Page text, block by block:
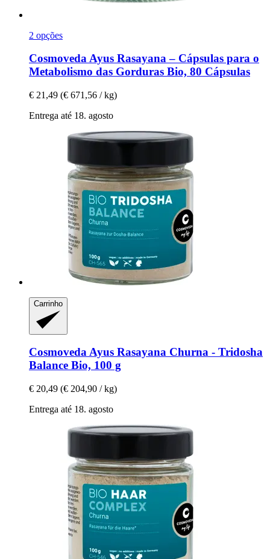
2 opções
CosmovedaAyus Rasayana – Cápsulas para o
Metabolismo das Gorduras Bio, 80 Cápsulas
€ 21,49 (€ 671,56 / kg)
Entrega até 18. agosto
Carrinho
CosmovedaAyus Rasayana Churna -​ Tridosha
Balance Bio, 100 g
€ 20,49 (€ 204,90 / kg)
Entrega até 18. agosto